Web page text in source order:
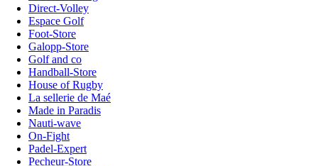
Direct-Volley
Espace Golf
Foot-Store
Galopp-Store
Golf and co
Handball-Store
House of Rugby
La sellerie de Maé
Made in Paradis
Nauti-wave
On-Fight
Padel-Expert
Pecheur-Store